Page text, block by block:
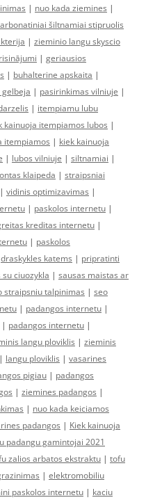
| nuo kada ziemines |
šiltnamiai stipruolis
| zieminio langu skyscio
| geriausios
| buhalterine apskaita |
| pasirinkimas vilniuje |
| itempiamu lubu
kainuoja itempiamos lubos |
itempiamos | kiek kainuoja
| lubos vilniuje | siltnamiai |
klaipeda | straipsniai
| vidinis optimizavimas |
| paskolos internetu |
kreditas internetu |
| paskolos
draskykles katems | pripratinti
ciuozykla | sausas maistas ar
straipsniu talpinimas | seo
| padangos internetu |
| padangos internetu |
langu ploviklis | zieminis
| langu ploviklis | vasarines
pigiau | padangos
| ziemines padangos |
| nuo kada keiciamos
padangos | Kiek kainuoja
padangu gamintojai 2021
zalios arbatos ekstraktu | tofu
| elektromobiliu
paskolos internetu | kaciu